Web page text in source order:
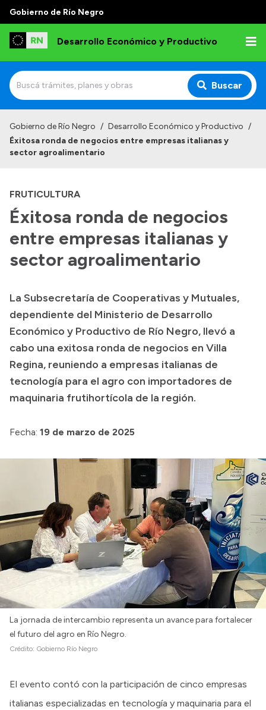
Gobierno de Río Negro
Desarrollo Económico y Productivo
Buscar
Institucional
Autoridades
Delegaciones
Normativa
Presupuesto
Boletín Oficial
Compras y licitaciones
Consulta de expedientes
Consulta de pago a proveedores
Convocatorias
Gobierno de Río Negro / Desarrollo Económico y Productivo /
Éxitosa ronda de negocios entre empresas italianas y
sector agroalimentario
FRUTICULTURA
Éxitosa ronda de negocios
entre empresas italianas y
sector agroalimentario
La Subsecretaría de Cooperativas y Mutuales,
dependiente del Ministerio de Desarrollo
Económico y Productivo de Río Negro, llevó a
cabo una exitosa ronda de negocios en Villa
Regina, reuniendo a empresas italianas de
tecnología para el agro con importadores de
maquinaria frutihortícola de la región.
Fecha: 19 de marzo de 2025
La jornada de intercambio representa un avance para fortalecer
el futuro del agro en Río Negro.
Crédito: Gobierno Río Negro
El evento contó con la participación de cinco empresas
italianas especializadas en tecnología y maquinaria para el